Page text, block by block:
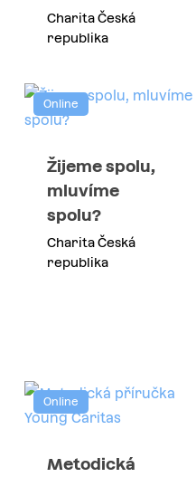
Charita Česká
republika
Online
Žijeme spolu,
mluvíme
spolu?
Charita Česká
republika
Online
Metodická